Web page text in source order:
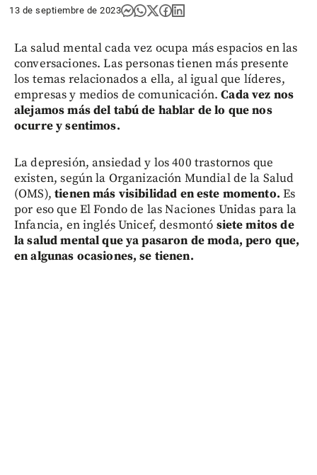
13 de septiembre de 2023
La salud mental cada vez ocupa más espacios en las
conversaciones. Las personas tienen más presente
los temas relacionados a ella, al igual que líderes,
empresas y medios de comunicación.Cada vez nos
alejamos más del tabú de hablar de lo que nos
ocurre y sentimos.
La depresión, ansiedad y los 400 trastornos que
existen, según la Organización Mundial de la Salud
(OMS), tienen más visibilidad en este momento.Es
por eso que El Fondo de las Naciones Unidas para la
Infancia, en inglés Unicef, desmontó siete mitos de
la salud mental que ya pasaron de moda, pero que,
en algunas ocasiones, se tienen.